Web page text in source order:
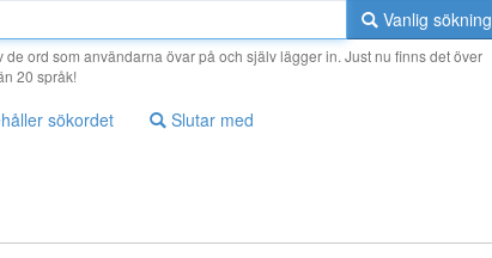
Vanlig sökning
de ord som användarna övar på och själv lägger in. Just nu finns det över
20 språk!
sökordet Slutar med